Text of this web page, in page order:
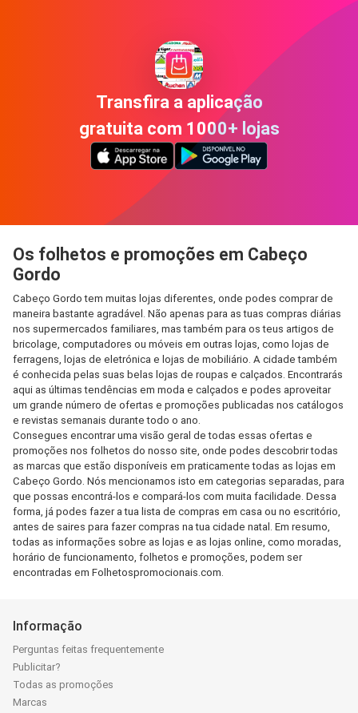
Transfira a aplicação
gratuita com 1000+ lojas
Os folhetos e promoções em Cabeço
Gordo
Cabeço Gordo tem muitas lojas diferentes, onde podes comprar de
maneira bastante agradável. Não apenas para as tuas compras diárias
nos supermercados familiares, mas também para os teus artigos de
bricolage, computadores ou móveis em outras lojas, como lojas de
ferragens, lojas de eletrónica e lojas de mobiliário. A cidade também
é conhecida pelas suas belas lojas de roupas e calçados. Encontrarás
aqui as últimas tendências em moda e calçados e podes aproveitar
um grande número de ofertas e promoções publicadas nos catálogos
e revistas semanais durante todo o ano.
Consegues encontrar uma visão geral de todas essas ofertas e
promoções nos folhetos do nosso site, onde podes descobrir todas
as marcas que estão disponíveis em praticamente todas as lojas em
Cabeço Gordo. Nós mencionamos isto em categorias separadas, para
que possas encontrá-los e compará-los com muita facilidade. Dessa
forma, já podes fazer a tua lista de compras em casa ou no escritório,
antes de saires para fazer compras na tua cidade natal. Em resumo,
todas as informações sobre as lojas e as lojas online, como moradas,
horário de funcionamento, folhetos e promoções, podem ser
encontradas em Folhetospromocionais.com.
Informação
Perguntas feitas frequentemente
Publicitar?
Todas as promoções
Marcas